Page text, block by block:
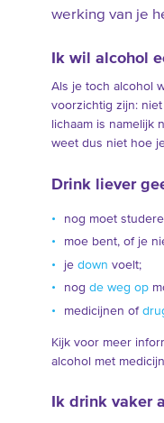
werking van je
Ik wil alcohol
Als je toch alcohol
voorzichtig zijn:
lichaam is namelijk
weet dus niet hoe
Drink liever
nog moet
moe bent, of je
je down voelt;
nog de weg op
medicijnen of
Kijk voor meer
alcohol met
Ik drink vaker